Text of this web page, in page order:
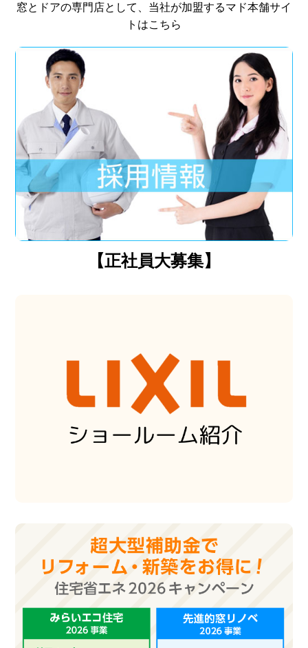
窓とドアの専門店として、当社が加盟するマド本舗サイ
トはこちら
【正社員大募集】